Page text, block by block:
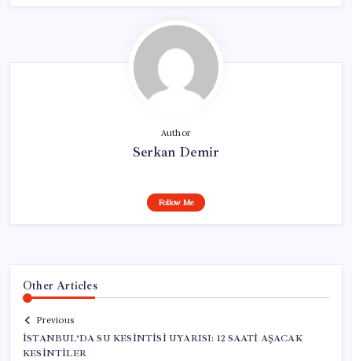
Author
Serkan Demir
Follow Me
Other Articles
Previous
İSTANBUL’DA SU KESİNTİSİ UYARISI: 12 SAATİ AŞACAK
KESİNTİLER